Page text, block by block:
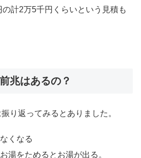
計2万5千円くらいという見積も
兆はあるの？
り返ってみるとありました。
くなる
湯をためるとお湯が出る。